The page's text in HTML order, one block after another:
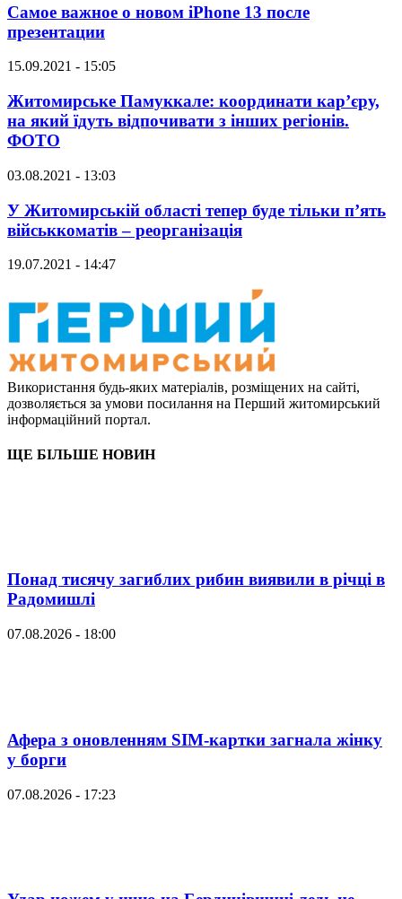
Самое важное о новом iPhone 13 после
презентации
15.09.2021 - 15:05
Житомирське Памуккале: координати кар’єру,
на який їдуть відпочивати з інших регіонів.
ФОТО
03.08.2021 - 13:03
У Житомирській області тепер буде тільки п’ять
військкоматів – реорганізація
19.07.2021 - 14:47
Використання будь-яких матеріалів, розміщених на сайті,
дозволяється за умови посилання на Перший житомирський
інформаційний портал.
ЩЕ БІЛЬШЕ НОВИН
Понад тисячу загиблих рибин виявили в річці в
Радомишлі
07.08.2026 - 18:00
Афера з оновленням SIM-картки загнала жінку
у борги
07.08.2026 - 17:23